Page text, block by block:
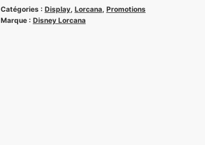
Les
Catégories : Display, Lorcana, Promotions
Marque : Disney Lorcana